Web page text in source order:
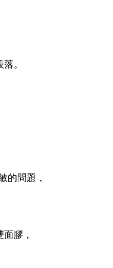
。
的問題，
膠，